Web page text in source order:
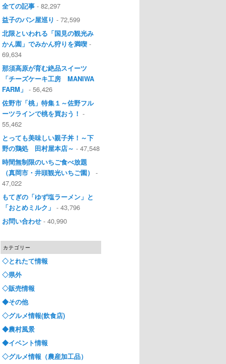
全ての記事 - 82,297
益子のパン屋巡り - 72,599
北限といわれる「国見の観光み
かん園」でみかん狩りを満喫 -
69,634
那須高原が育む絶品スイーツ
「チーズケーキ工房 MANIWA
FARM」 - 56,426
佐野市「桃」特集１～佐野フル
ーツラインで桃を買おう！ -
55,462
とっても美味しい親子丼！～下
野の鶏処 田村屋本店～ - 47,548
時間無制限のいちご食べ放題
（真岡市・井頭観光いちご園）
-
47,022
もてぎの「ゆず塩ラーメン」と
「おとめミルク」 - 43,796
お問い合わせ - 40,990
カテゴリー
◇とれたて情報
◇県外
◇販売情報
◆その他
◇グルメ情報(飲食店)
◆農村風景
◆イベント情報
◇グルメ情報（農産加工品）